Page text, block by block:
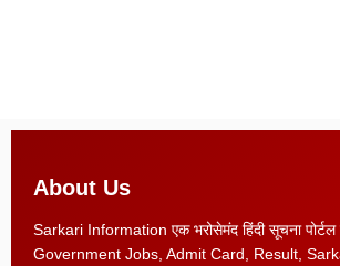
About Us
Sarkari Information एक भरोसेमंद हिंदी सूचना
Government Jobs, Admit Card, Result,